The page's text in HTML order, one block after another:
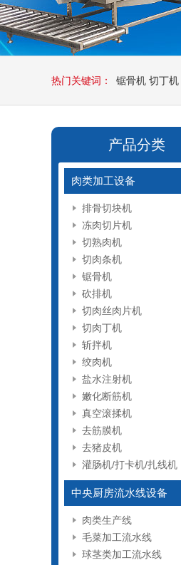
热门关键词： 锯骨机 切丁机
产品分类
肉类加工设备
排骨切块机
冻肉切片机
切熟肉机
切肉条机
锯骨机
砍排机
切肉丝肉片机
切肉丁机
斩拌机
绞肉机
盐水注射机
嫩化断筋机
真空滚揉机
去筋膜机
去猪皮机
灌肠机/打卡机/扎线机
中央厨房流水线设备
肉类生产线
毛菜加工流水线
球茎类加工流水线